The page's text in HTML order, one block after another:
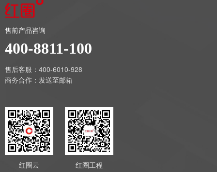
售前产品咨询
400-8811-100
售后客服：400-6010-928
商务合作： 发送至邮箱
红圈云 红圈工程